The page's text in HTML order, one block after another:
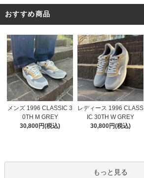
おすすめ商品
メンズ 1996 CLASSIC 3
0TH M GREY
30,800円(税込)
レディース 1996 CLASS
IC 30TH W GREY
30,800円(税込)
もっと見る